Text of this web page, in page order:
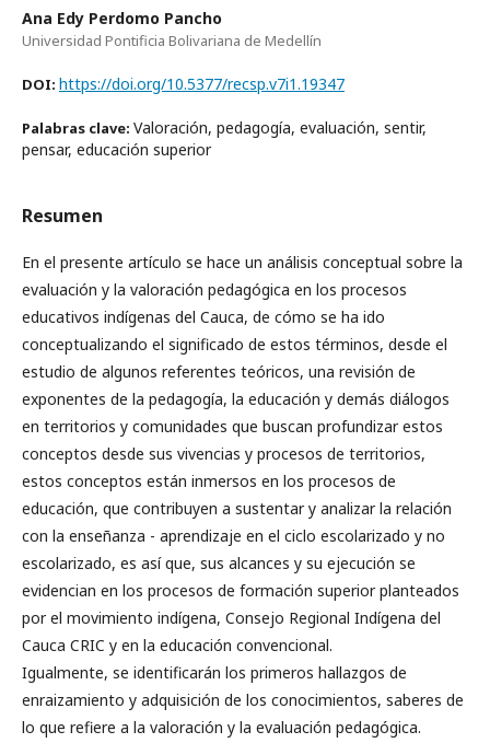
Ana Edy Perdomo Pancho
Universidad Pontificia Bolivariana de Medellín
DOI: https://doi.org/10.5377/recsp.v7i1.19347
Palabras clave: Valoración, pedagogía, evaluación, sentir,
pensar, educación superior
Resumen
En el presente artículo se hace un análisis conceptual sobre la
evaluación y la valoración pedagógica en los procesos
educativos indígenas del Cauca, de cómo se ha ido
conceptualizando el significado de estos términos, desde el
estudio de algunos referentes teóricos, una revisión de
exponentes de la pedagogía, la educación y demás diálogos
en territorios y comunidades que buscan profundizar estos
conceptos desde sus vivencias y procesos de territorios,
estos conceptos están inmersos en los procesos de
educación, que contribuyen a sustentar y analizar la relación
con la enseñanza - aprendizaje en el ciclo escolarizado y no
escolarizado, es así que, sus alcances y su ejecución se
evidencian en los procesos de formación superior planteados
por el movimiento indígena, Consejo Regional Indígena del
Cauca CRIC y en la educación convencional.
Igualmente, se identificarán los primeros hallazgos de
enraizamiento y adquisición de los conocimientos, saberes de
lo que refiere a la valoración y la evaluación pedagógica.